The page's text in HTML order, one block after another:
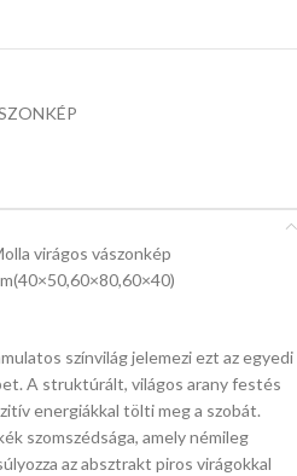
virágos vászonkép
színvilág jelemezi ezt az egyedi
A struktúrált, világos arany festés
energiákkal tölti meg a szobát.
szomszédsága, amely némileg
az absztrakt piros virágokkal